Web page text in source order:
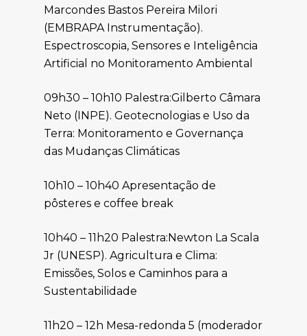
Marcondes Bastos Pereira Milori
(EMBRAPA Instrumentação).
Espectroscopia, Sensores e Inteligência
Artificial no Monitoramento Ambiental
09h30 – 10h10 Palestra:Gilberto Câmara
Neto (INPE). Geotecnologias e Uso da
Terra: Monitoramento e Governança
das Mudanças Climáticas
10h10 – 10h40 Apresentação de
pôsteres e coffee break
10h40 – 11h20 Palestra:Newton La Scala
Jr (UNESP). Agricultura e Clima:
Emissões, Solos e Caminhos para a
Sustentabilidade
11h20 – 12h Mesa-redonda 5 (moderador